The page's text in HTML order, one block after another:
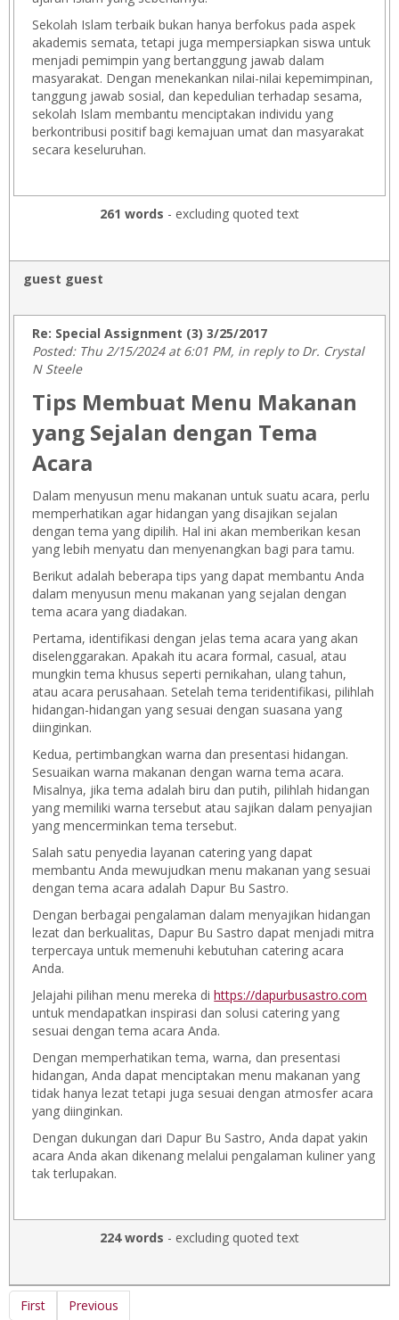
Sekolah Islam terbaik bukan hanya berfokus pada aspek
akademis semata, tetapi juga mempersiapkan siswa untuk
menjadi pemimpin yang bertanggung jawab dalam
masyarakat. Dengan menekankan nilai-nilai kepemimpinan,
tanggung jawab sosial, dan kepedulian terhadap sesama,
sekolah Islam membantu menciptakan individu yang
berkontribusi positif bagi kemajuan umat dan masyarakat
secara keseluruhan.
261 words - excluding quoted text
guest guest
Re: Special Assignment (3) 3/25/2017
Posted: Thu 2/15/2024 at 6:01 PM, in reply to Dr. Crystal
N Steele
Tips Membuat Menu Makanan
yang Sejalan dengan Tema
Acara
Dalam menyusun menu makanan untuk suatu acara, perlu
memperhatikan agar hidangan yang disajikan sejalan
dengan tema yang dipilih. Hal ini akan memberikan kesan
yang lebih menyatu dan menyenangkan bagi para tamu.
Berikut adalah beberapa tips yang dapat membantu Anda
dalam menyusun menu makanan yang sejalan dengan
tema acara yang diadakan.
Pertama, identifikasi dengan jelas tema acara yang akan
diselenggarakan. Apakah itu acara formal, casual, atau
mungkin tema khusus seperti pernikahan, ulang tahun,
atau acara perusahaan. Setelah tema teridentifikasi, pilihlah
hidangan-hidangan yang sesuai dengan suasana yang
diinginkan.
Kedua, pertimbangkan warna dan presentasi hidangan.
Sesuaikan warna makanan dengan warna tema acara.
Misalnya, jika tema adalah biru dan putih, pilihlah hidangan
yang memiliki warna tersebut atau sajikan dalam penyajian
yang mencerminkan tema tersebut.
Salah satu penyedia layanan catering yang dapat
membantu Anda mewujudkan menu makanan yang sesuai
dengan tema acara adalah Dapur Bu Sastro.
Dengan berbagai pengalaman dalam menyajikan hidangan
lezat dan berkualitas, Dapur Bu Sastro dapat menjadi mitra
terpercaya untuk memenuhi kebutuhan catering acara
Anda.
Jelajahi pilihan menu mereka dihttps://dapurbusastro.com
untuk mendapatkan inspirasi dan solusi catering yang
sesuai dengan tema acara Anda.
Dengan memperhatikan tema, warna, dan presentasi
hidangan, Anda dapat menciptakan menu makanan yang
tidak hanya lezat tetapi juga sesuai dengan atmosfer acara
yang diinginkan.
Dengan dukungan dari Dapur Bu Sastro, Anda dapat yakin
acara Anda akan dikenang melalui pengalaman kuliner yang
tak terlupakan.
224 words - excluding quoted text
First Previous